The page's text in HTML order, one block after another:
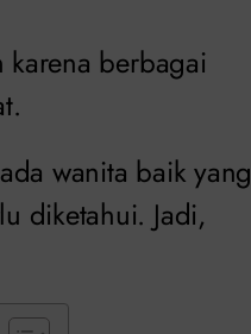
berbagai
wanita baik yang
diketahui. Jadi,